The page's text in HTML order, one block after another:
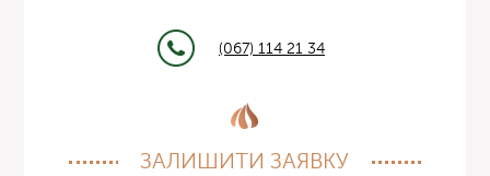
(067) 114 21 34
ЗАЛИШИТИ ЗАЯВКУ